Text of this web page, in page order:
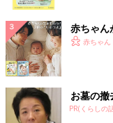
赤ちゃん
赤ちゃん
お墓の撤
PR(くらしの